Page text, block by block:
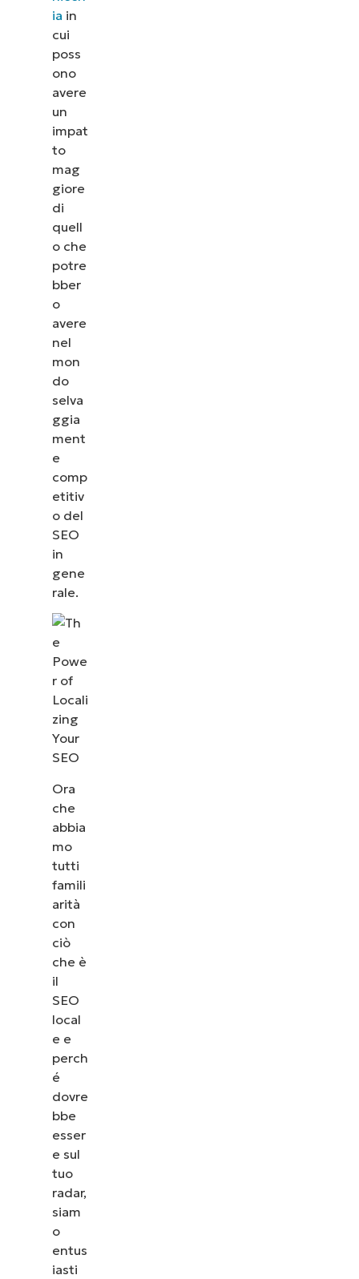
ia in
cui
poss
ono
avere
un
impat
to
mag
giore
di
quell
o che
potre
bber
o
avere
nel
mon
do
selva
ggia
ment
e
comp
etitiv
o del
SEO
in
gene
rale.
Ora
che
abbia
mo
tutti
famili
arità
con
ciò
che è
il
SEO
local
e e
perch
é
dovre
bbe
esser
e sul
tuo
radar,
siam
o
entus
iasti